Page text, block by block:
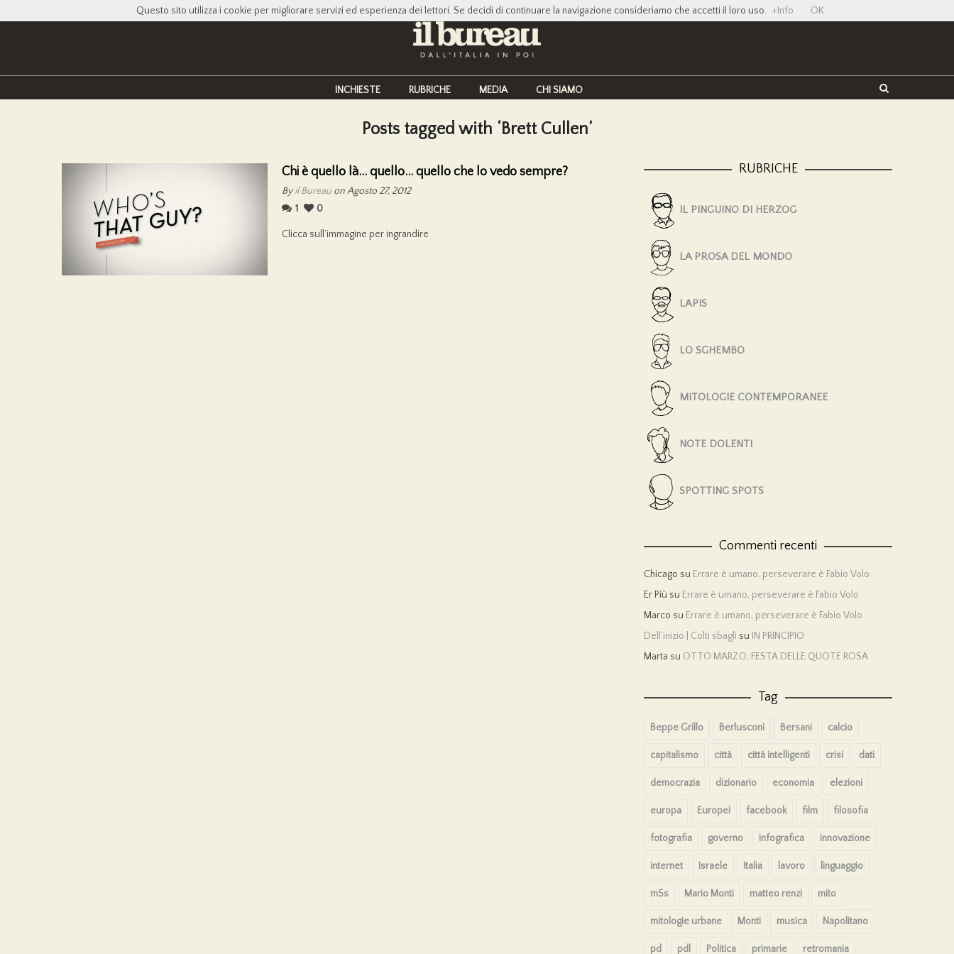
INCHIESTE RUBRICHE MEDIA CHI SIAMO
Posts tagged with ‘Brett Cullen’
Chi è quello là… quello… quello che lo vedo sempre?
Byil Bureau on Agosto 27, 2012
1
0
Clicca sull’immagine per ingrandire
RUBRICHE
IL PINGUINO DI HERZOG
LA PROSA DEL MONDO
LAPIS
LO SGHEMBO
MITOLOGIE CONTEMPORANEE
NOTE DOLENTI
SPOTTING SPOTS
Commenti recenti
Chicago su Errare è umano, perseverare è Fabio Volo
Er Più su Errare è umano, perseverare è Fabio Volo
Marco su Errare è umano, perseverare è Fabio Volo
Dell’inizio | Colti sbagli su IN PRINCIPIO
Marta su OTTO MARZO, FESTA DELLE QUOTE ROSA
Tag
Beppe Grillo Berlusconi Bersani calcio
capitalismo città città intelligenti crisi dati
democrazia dizionario economia elezioni
europa Europei facebook film filosofia
fotografia governo infografica innovazione
internet Israele Italia lavoro linguaggio
m5s Mario Monti matteo renzi mito
mitologie urbane Monti musica Napolitano
pd pdl Politica primarie retromania
Questo sito utilizza i cookie per migliorare servizi ed esperienza dei lettori. Se decidi di continuare la navigazione consideriamo che accetti il loro uso. +Info OK